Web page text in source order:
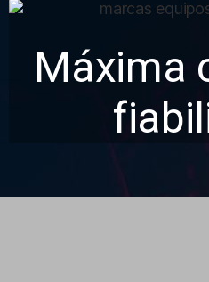
Máxima